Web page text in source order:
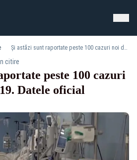
Şi astăzi sunt raportate peste 100 cazuri noi de COVID-19. Datele oficial COMPLETE
citire
peste 100 cazuri
Datele oficial